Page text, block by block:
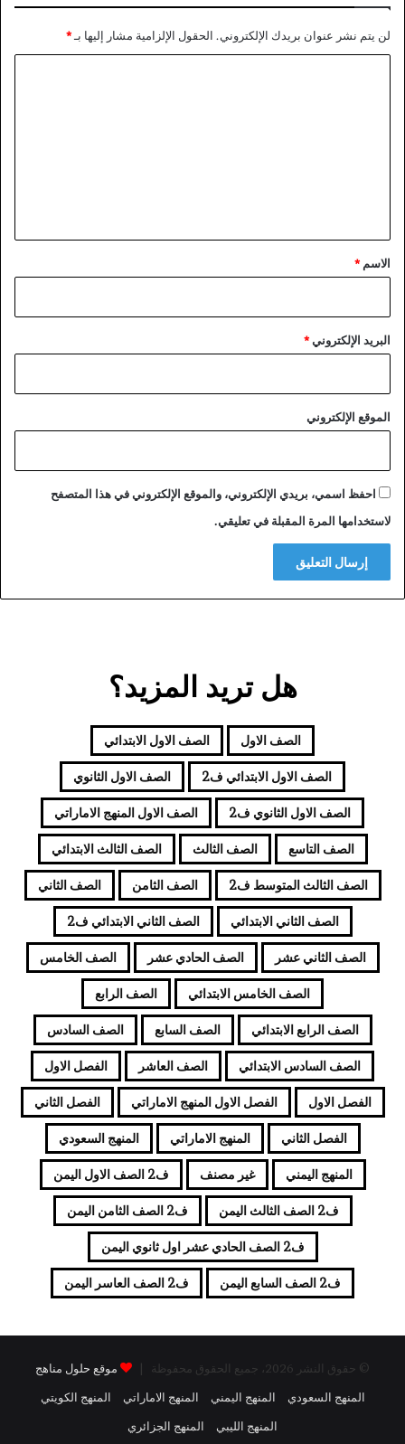
لن يتم نشر عنوان بريدك الإلكتروني. الحقول الإلزامية مشار إليها بـ*
*
الاسم *
البريد الإلكتروني*
الموقع الإلكتروني
احفظ اسمي، بريدي الإلكتروني، والموقع الإلكتروني في هذا المتصفح
لاستخدامها المرة المقبلة في تعليقي.
هل تريد المزيد؟
الصف الاول الصف الاول الابتدائي
الصف الاول الابتدائي ف2 الصف الاول الثانوي
الصف الاول الثانوي ف2 الصف الاول المنهج الاماراتي
الصف التاسع الصف الثالث الصف الثالث الابتدائي
الصف الثالث المتوسط ف2 الصف الثامن الصف الثاني
الصف الثاني الابتدائي الصف الثاني الابتدائي ف2
الصف الثاني عشر الصف الحادي عشر الصف الخامس
الصف الخامس الابتدائي الصف الرابع
الصف الرابع الابتدائي الصف السابع الصف السادس
الصف السادس الابتدائي الصف العاشر الفصل الاول
الفصل الاول الفصل الاول المنهج الاماراتي الفصل الثاني
الفصل الثاني المنهج الاماراتي المنهج السعودي
المنهج اليمني غير مصنف ف2 الصف الاول اليمن
ف2 الصف الثالث اليمن ف2 الصف الثامن اليمن
ف2 الصف الحادي عشر اول ثانوي اليمن
ف2 الصف السابع اليمن ف2 الصف العاسر اليمن
© حقوق النشر 2026، جميع الحقوق محفوظة |
موقع حلول مناهج
المنهج السعودي
المنهج اليمني المنهج الاماراتي
المنهج الكويتي
المنهج الليبي
المنهج الجزائري